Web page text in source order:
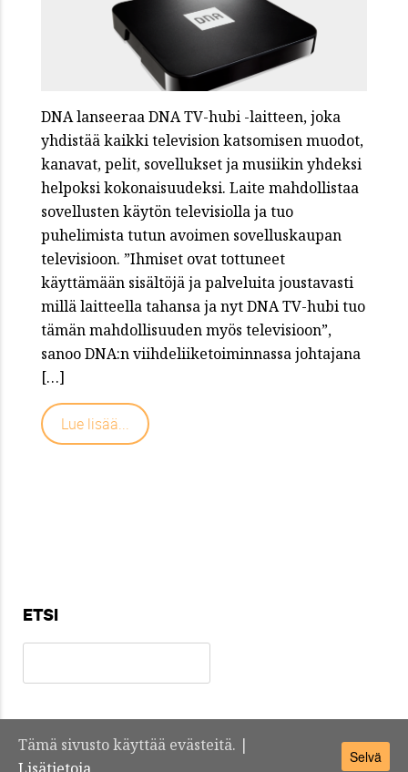
DNA lanseeraa DNA TV-hubi -laitteen, joka
yhdistää kaikki television katsomisen muodot,
kanavat, pelit, sovellukset ja musiikin yhdeksi
helpoksi kokonaisuudeksi. Laite mahdollistaa
sovellusten käytön televisiolla ja tuo
puhelimista tutun avoimen sovelluskaupan
televisioon. ”Ihmiset ovat tottuneet
käyttämään sisältöjä ja palveluita joustavasti
millä laitteella tahansa ja nyt DNA TV-hubi tuo
tämän mahdollisuuden myös televisioon”,
sanoo DNA:n viihdeliiketoiminnassa johtajana
[…]
Lue lisää...
ETSI
Teknosuomi.fi -Yhteystiedot
Tämä sivusto käyttää evästeitä. |
Selvä